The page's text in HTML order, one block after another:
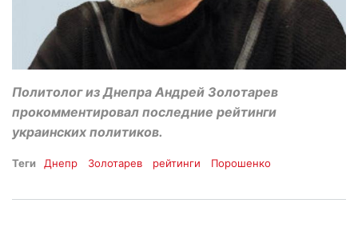
Политолог из Днепра Андрей Золотарев
прокомментировал последние рейтинги
украинских политиков.
Теги Днепр Золотарев рейтинги Порошенко